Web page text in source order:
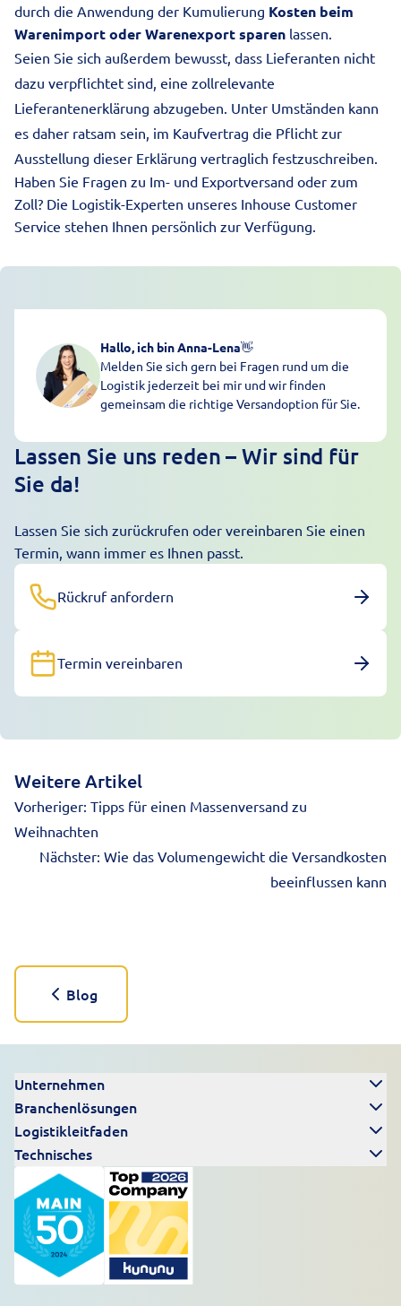
durch die Anwendung der Kumulierung Kosten beim
WarenimportoderWarenexportsparen lassen.
Seien Sie sich außerdem bewusst, dass Lieferanten nicht
dazu verpflichtet sind, eine zollrelevante
Lieferantenerklärung abzugeben. Unter Umständen kann
es daher ratsam sein, im Kaufvertrag die Pflicht zur
Ausstellung dieser Erklärung vertraglich festzuschreiben.
Haben Sie Fragen zu Im- und Exportversand oder zum
Zoll? Die Logistik-Experten unseres Inhouse Customer
Service stehen Ihnen persönlich zur Verfügung.
Hallo, ich bin Anna-Lena👋
Melden Sie sich gern bei Fragen rund um die
Logistik jederzeit bei mir und wir finden
gemeinsam die richtige Versandoption für Sie.
Lassen Sie uns reden – Wir sind für
Sie da!
Lassen Sie sich zurückrufen oder vereinbaren Sie einen
Termin, wann immer es Ihnen passt.
Rückruf anfordern
Termin vereinbaren
Weitere Artikel
Vorheriger: Tipps für einen Massenversand zu
Weihnachten
Nächster: Wie das Volumengewicht die Versandkosten
beeinflussen kann
Blog
Unternehmen
Branchenlösungen
Logistikleitfaden
Technisches